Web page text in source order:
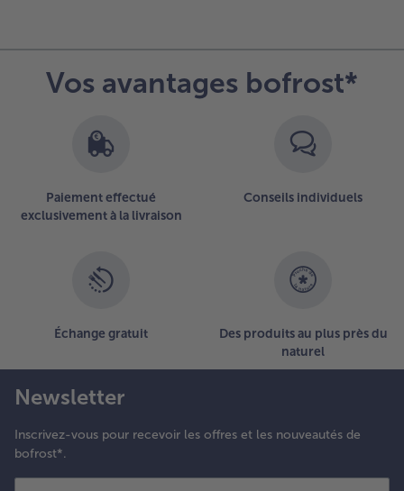
Vos avantages bofrost*
Paiement effectué
exclusivement à la livraison
Conseils individuels
Échange gratuit
Des produits au plus près du
naturel
Newsletter
Inscrivez-vous pour recevoir les offres et les nouveautés de
bofrost*.